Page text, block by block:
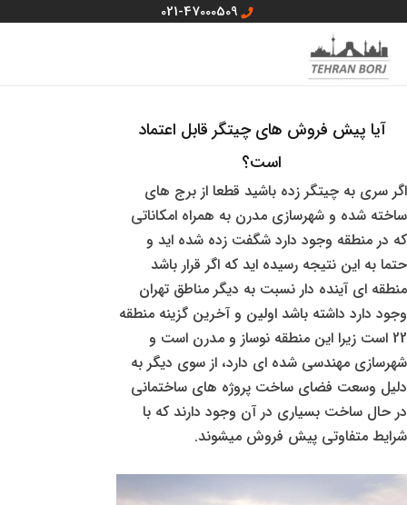
محتوا
021-47000509
آیا پیش فروش های چیتگر قابل اعتماد
است؟
اگر سری به چیتگر زده باشید قطعا از برج های
ساخته شده و شهرسازی مدرن به همراه امکاناتی
که در منطقه وجود دارد شگفت زده شده اید و
حتما به این نتیجه رسیده اید که اگر قرار باشد
منطقه ای آینده دار نسبت به دیگر مناطق تهران
وجود دارد داشته باشد اولین و آخرین گزینه منطقه
22 است زیرا این منطقه نوساز و مدرن است و
شهرسازی مهندسی شده ای دارد، از سوی دیگر به
دلیل وسعت فضای ساخت پروژه های ساختمانی
در حال ساخت بسیاری در آن وجود دارند که با
شرایط متفاوتی پیش فروش میشوند.